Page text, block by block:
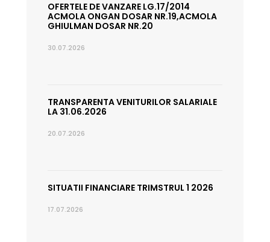
OFERTELE DE VANZARE LG.17/2014
ACMOLA ONGAN DOSAR NR.19,ACMOLA
GHIULMAN DOSAR NR.20
30.07.2026
TRANSPARENTA VENITURILOR SALARIALE
LA 31.06.2026
20.07.2026
SITUATII FINANCIARE TRIMSTRUL 1 2026
17.07.2026